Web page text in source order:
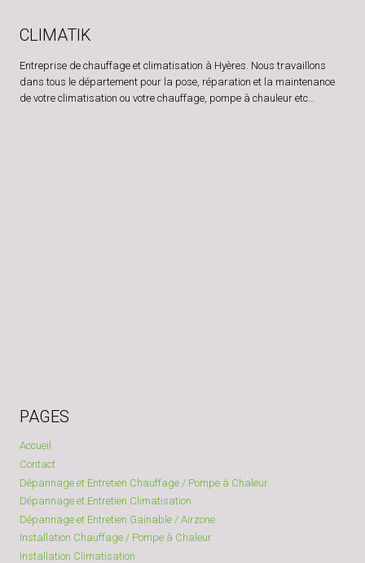
CLIMATIK
Entreprise de chauffage et climatisation à Hyères. Nous travaillons
dans tous le département pour la pose, réparation et la maintenance
de votre climatisation ou votre chauffage, pompe à chauleur etc…
PAGES
Accueil
Contact
Dépannage et Entretien Chauffage / Pompe à Chaleur
Dépannage et Entretien Climatisation
Dépannage et Entretien Gainable / Airzone
Installation Chauffage / Pompe à Chaleur
Installation Climatisation